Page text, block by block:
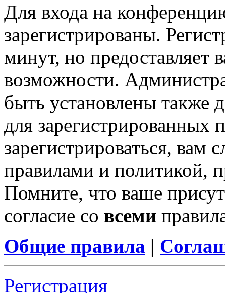
Для входа на
зарегистрированы.
минут, но предоставляет
возможности.
быть установлены также
для зарегистрированных
зарегистрироваться, вам
правилами и политикой,
Помните, что ваше
согласие со всеми
Общие правила |
Регистрация